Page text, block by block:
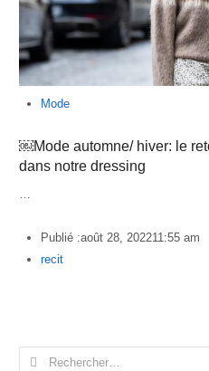
Mode
￼Mode automne/ hiver: le
dans notre dressing
Publié :août 28, 202211:55 am
Author
recit
Rechercher :